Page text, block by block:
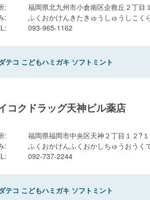
:
福岡県北九州市小倉南区企救丘２丁目
:
ふくおかけんきたきゅうしゅうしこく
: 093-965-1162
テコ こどもハミガキ ソフトミント
コクドラッグ天神ビル薬店
:
福岡県福岡市中央区天神２丁目１２?１
:
ふくおかけんふくおかしちゅうおうく
: 092-737-2244
テコ こどもハミガキ ソフトミント